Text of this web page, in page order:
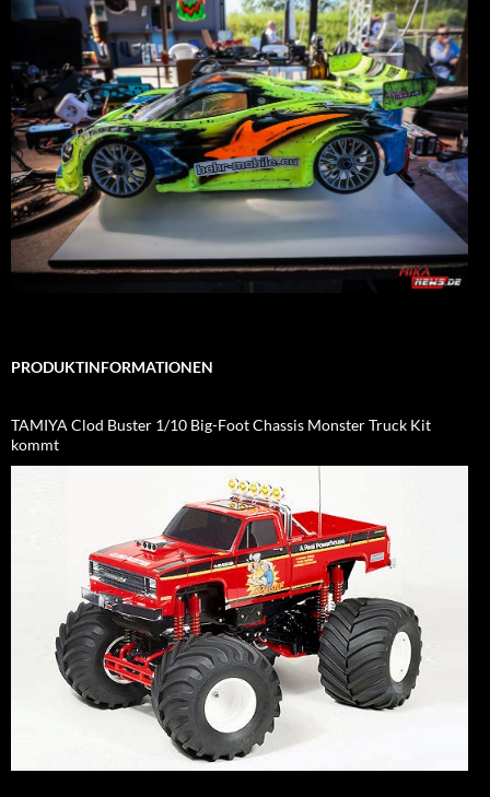
PRODUKTINFORMATIONEN
TAMIYA Clod Buster 1/10 Big-Foot Chassis Monster Truck Kit
kommt